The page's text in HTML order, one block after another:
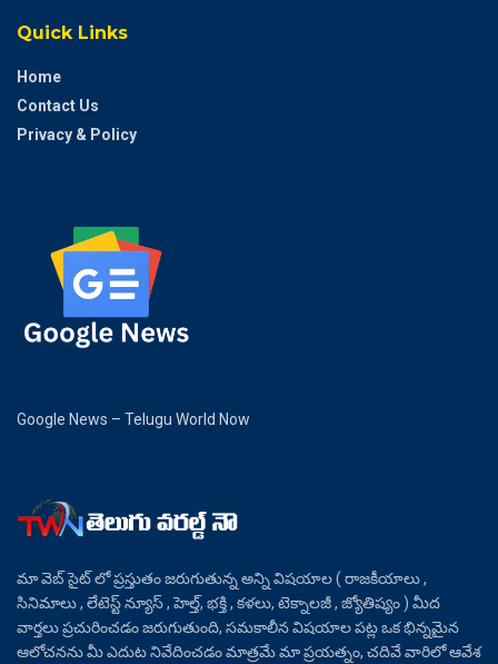
Quick Links
Home
Contact Us
Privacy & Policy
Google News – Telugu World Now
మా వెబ్ సైట్ లో ప్రస్తుతం జరుగుతున్న అన్ని విషయాల ( రాజకీయాలు ,
సినిమాలు , లేటెస్ట్ న్యూస్ , హెల్త్, భక్తి , కళలు, టెక్నాలజీ , జ్యోతిష్యం ) మీద
వార్తలు ప్రచురించడం జరుగుతుంది, సమకాలీన విషయాల పట్ల ఒక భిన్నమైన
ఆలోచనను మీ ఎదుట నివేదించడం మాత్రమే మా ప్రయత్నం, చదివే వారిలో ఆవేశ